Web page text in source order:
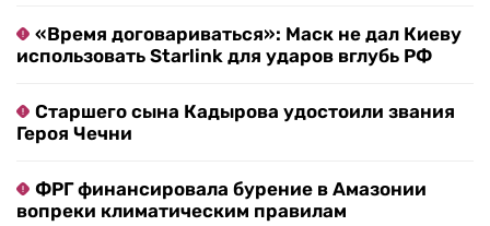
«Время договариваться»: Маск не дал Киеву
использовать Starlink для ударов вглубь РФ
Старшего сына Кадырова удостоили звания
Героя Чечни
ФРГ финансировала бурение в Амазонии
вопреки климатическим правилам